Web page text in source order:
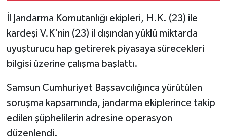
İl Jandarma Komutanlığı ekipleri, H.K. (23) ile
kardeşi V.K'nin (23) il dışından yüklü miktarda
uyuşturucu hap getirerek piyasaya sürecekleri
bilgisi üzerine çalışma başlattı.
Samsun Cumhuriyet Başsavcılığınca yürütülen
soruşma kapsamında, jandarma ekiplerince takip
edilen şüphelilerin adresine operasyon
düzenlendi.